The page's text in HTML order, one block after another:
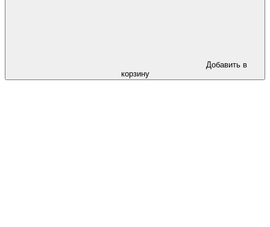
Добавить в
корзину